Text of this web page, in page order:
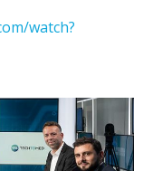
watch?